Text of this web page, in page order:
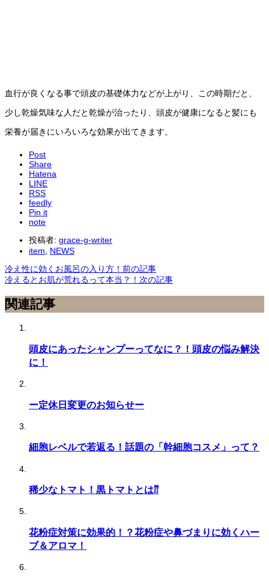
血行が良くなる事で頭皮の基礎体力などが上がり、この時期だと、
少し乾燥気味な人だと乾燥が治ったり、頭皮が健康になると髪にも
栄養が届きにいろいろな効果が出てきます。
Post
Share
Hatena
LINE
RSS
feedly
Pin it
note
投稿者: grace-g-writer
item
NEWS
冷え性に効くお風呂の入り方！ 前の記事
冷えるとお肌が荒れるって本当？！ 次の記事
関連記事
頭皮にあったシャンプーってなに？！頭皮の悩み解決
に！
ー定休日変更のお知らせー
細胞レベルで若返る！話題の「幹細胞コスメ」って？
稀少なトマト！黒トマトとは⁇
花粉症対策に効果的！？花粉症や鼻づまりに効くハー
ブ＆アロマ！